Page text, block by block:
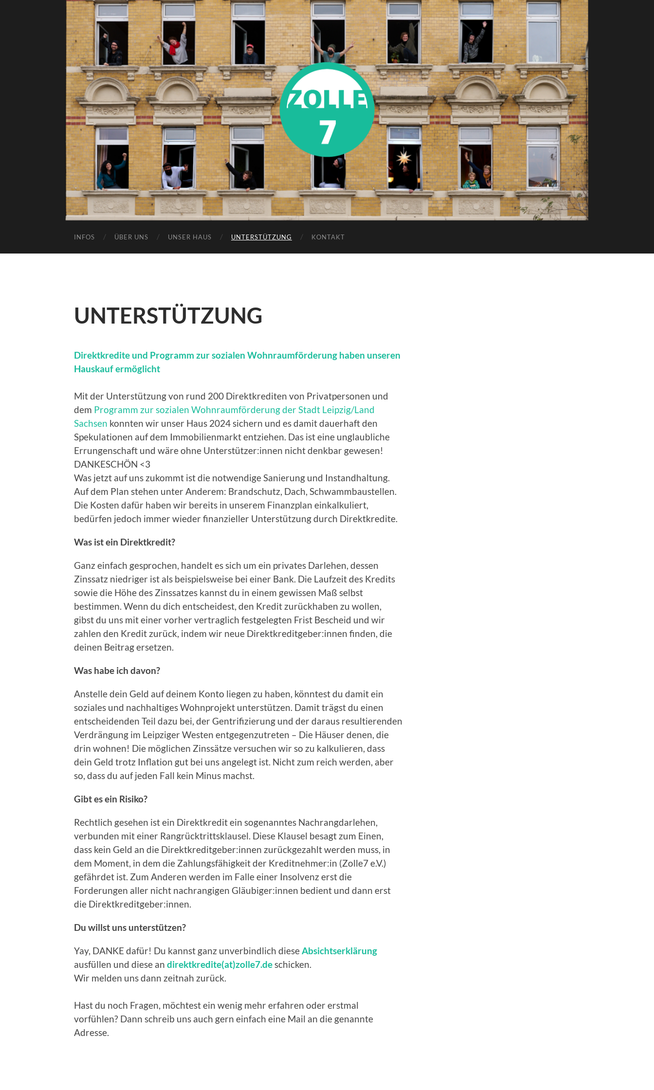
Zolle7
INFOS ÜBER UNS UNSER HAUS UNTERSTÜTZUNG KONTAKT
UNTERSTÜTZUNG
Direktkredite und Programm zur sozialen Wohnraumförderung haben unseren
Hauskauf ermöglicht
Mit der Unterstützung von rund 200 Direktkrediten von Privatpersonen und
dem Programm zur sozialen Wohnraumförderung der Stadt Leipzig/Land
Sachsen konnten wir unser Haus 2024 sichern und es damit dauerhaft den
Spekulationen auf dem Immobilienmarkt entziehen. Das ist eine unglaubliche
Errungenschaft und wäre ohne Unterstützer:innen nicht denkbar gewesen!
DANKESCHÖN <3
Was jetzt auf uns zukommt ist die notwendige Sanierung und Instandhaltung.
Auf dem Plan stehen unter Anderem: Brandschutz, Dach, Schwammbaustellen.
Die Kosten dafür haben wir bereits in unserem Finanzplan einkalkuliert,
bedürfen jedoch immer wieder finanzieller Unterstützung durch Direktkredite.
Was ist ein Direktkredit?
Ganz einfach gesprochen, handelt es sich um ein privates Darlehen, dessen
Zinssatz niedriger ist als beispielsweise bei einer Bank. Die Laufzeit des Kredits
sowie die Höhe des Zinssatzes kannst du in einem gewissen Maß selbst
bestimmen. Wenn du dich entscheidest, den Kredit zurückhaben zu wollen,
gibst du uns mit einer vorher vertraglich festgelegten Frist Bescheid und wir
zahlen den Kredit zurück, indem wir neue Direktkreditgeber:innen finden, die
deinen Beitrag ersetzen.
Was habe ich davon?
Anstelle dein Geld auf deinem Konto liegen zu haben, könntest du damit ein
soziales und nachhaltiges Wohnprojekt unterstützen. Damit trägst du einen
entscheidenden Teil dazu bei, der Gentrifizierung und der daraus resultierenden
Verdrängung im Leipziger Westen entgegenzutreten – Die Häuser denen, die
drin wohnen! Die möglichen Zinssätze versuchen wir so zu kalkulieren, dass
dein Geld trotz Inflation gut bei uns angelegt ist. Nicht zum reich werden, aber
so, dass du auf jeden Fall kein Minus machst.
Gibt es ein Risiko?
Rechtlich gesehen ist ein Direktkredit ein sogenanntes Nachrangdarlehen,
verbunden mit einer Rangrücktrittsklausel. Diese Klausel besagt zum Einen,
dass kein Geld an die Direktkreditgeber:innen zurückgezahlt werden muss, in
dem Moment, in dem die Zahlungsfähigkeit der Kreditnehmer:in (Zolle7 e.V.)
gefährdet ist. Zum Anderen werden im Falle einer Insolvenz erst die
Forderungen aller nicht nachrangigen Gläubiger:innen bedient und dann erst
die Direktkreditgeber:innen.
Du willst uns unterstützen?
Yay, DANKE dafür! Du kannst ganz unverbindlich diese Absichtserklärung
ausfüllen und diese an direktkredite(at)zolle7.de schicken.
Wir melden uns dann zeitnah zurück.
Hast du noch Fragen, möchtest ein wenig mehr erfahren oder erstmal
vorfühlen? Dann schreib uns auch gern einfach eine Mail an die genannte
Adresse.